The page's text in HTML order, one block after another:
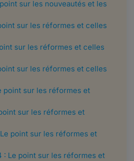
sur les nouveautés et les
sur les réformes et celles
sur les réformes et celles
sur les réformes et celles
point sur les réformes et
sur les réformes et
point sur les réformes et
: Le point sur les réformes et